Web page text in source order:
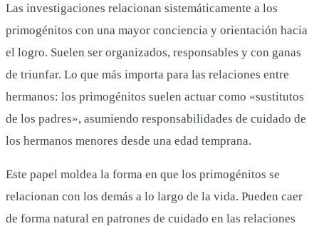
Las investigaciones relacionan sistemáticamente a los
primogénitos con una mayor conciencia y orientación hacia
el logro. Suelen ser organizados, responsables y con ganas
de triunfar. Lo que más importa para las relaciones entre
hermanos: los primogénitos suelen actuar como «sustitutos
de los padres», asumiendo responsabilidades de cuidado de
los hermanos menores desde una edad temprana.
Este papel moldea la forma en que los primogénitos se
relacionan con los demás a lo largo de la vida. Pueden caer
de forma natural en patrones de cuidado en las relaciones